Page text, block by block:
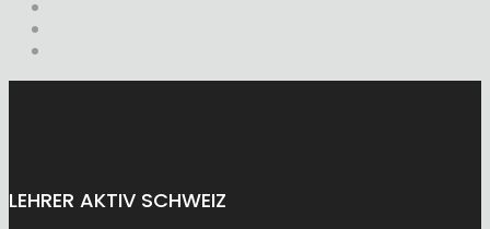
LEHRER AKTIV SCHWEIZ